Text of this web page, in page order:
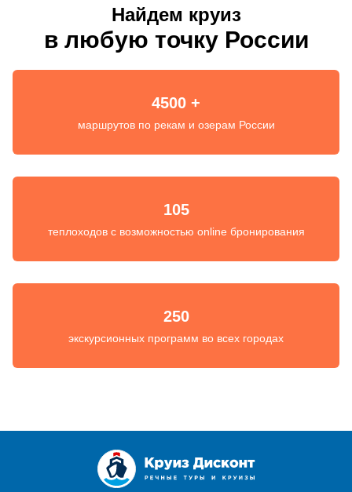
Найдем круиз
в любую точку России
4500 +
маршрутов по рекам и озерам России
105
теплоходов с возможностью online бронирования
250
экскурсионных программ во всех городах